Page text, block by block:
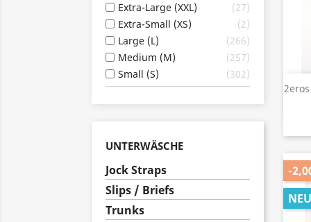
Extra-Large (XXL)
27
Extra-Small (XS)
2
Large (L)
266
Medium (M)
257
Small (S)
302
UNTERWÄSCHE
Jock Straps
Slips / Briefs
Trunks
-
NEU